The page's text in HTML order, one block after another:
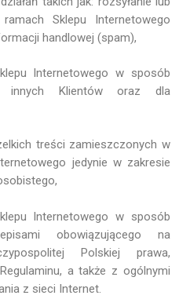
Sklepu Internetowego
handlowej (spam),
Internetowego w sposób
innych Klientów oraz dla
treści zamieszczonych w
jedynie w zakresie
Internetowego w sposób
obowiązującego na
Polskiej prawa,
a także z ogólnymi
z sieci Internet.